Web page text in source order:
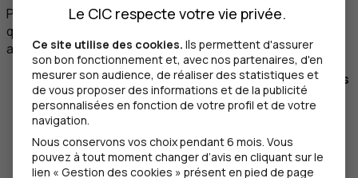
Pour vous protéger, il est recommandé de suivre ces
quelques gestes simples lorsque vous téléchargez une
application :
Téléchargez uniquement des applications depuis
le Google Play Store.
Examinez attentivement les demandes
d'autorisation lors de l'installation d'une
application(par exemple, a-t-elle vraiment besoin
d’accéder à vos droits d’administration, de lire vos
Le CIC respecte votre vie privée.
Ce site utilise des cookies. Ils permettent d'assurer
son bon fonctionnement et, avec nos partenaires, d'en
mesurer son audience, de réaliser des statistiques et
de vous proposer des informations et de la publicité
personnalisées en fonction de votre profil et de votre
navigation.
Nous conservons vos choix pendant 6 mois. Vous
pouvez à tout moment changer d’avis en cliquant sur le
lien « Gestion des cookies » présent en pied de page